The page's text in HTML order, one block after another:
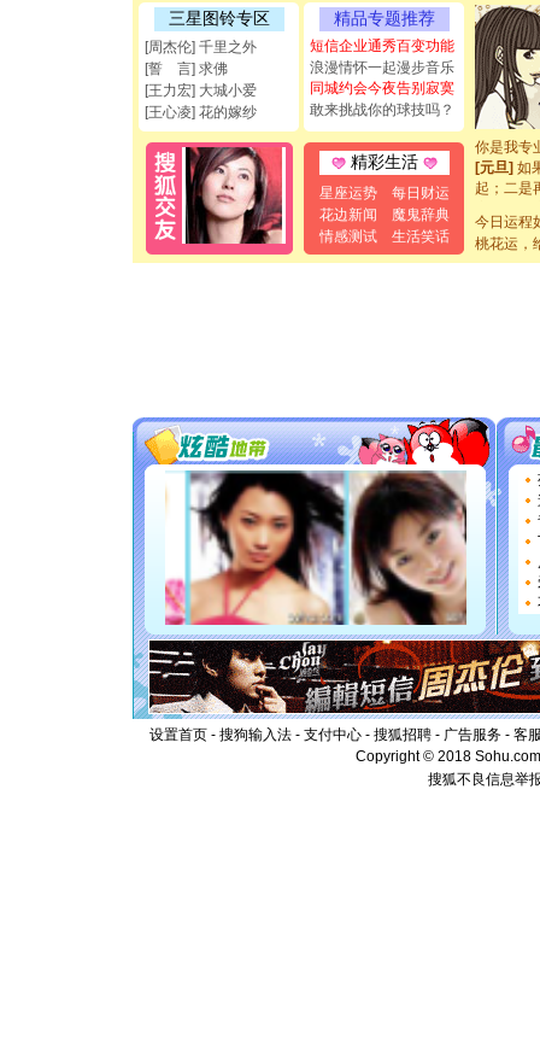
三星图铃专区
[周杰伦] 千里之外
[誓 言] 求佛
[王力宏] 大城小爱
[王心凌] 花的嫁纱
精品专题推荐
短信企业通秀百变功能
浪漫情怀一起漫步音乐
同城约会今夜告别寂寞
敢来挑战你的球技吗？
精彩生活
星座运势
每日财运
花边新闻
魔鬼辞典
情感测试
生活笑话
能正大光
都要快乐
[圣诞节]
如意,快
[元旦]看
断电。爱
你是我专
[元旦]如
起；二是
离。水晶
[元旦]当
泣，这痛
卖了。水
你太多，
要平安
[圣诞节]
能正大
都要快乐
[圣诞节]
如意,快
[元旦]
看
断电。
你是我
[元旦]
起；二是
离。水晶
[元旦]当
泣，这痛
卖了。水
[春节]
颜！冬去
道一声平
今日运程
桃花运，
设置首页 - 搜狗输入法 - 支付中心 - 搜狐招聘 - 广告服务 - 客
Copyright © 2018
搜狐不良信息举